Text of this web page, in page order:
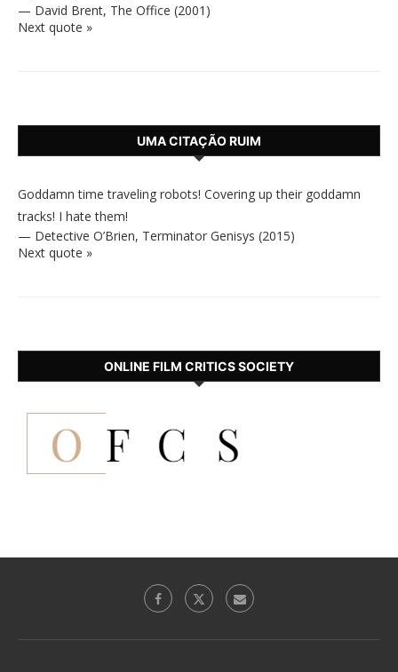
— David Brent, The Office (2001)
Next quote »
UMA CITAÇÃO RUIM
Goddamn time traveling robots! Covering up their goddamn
tracks! I hate them!
— Detective O’Brien, Terminator Genisys (2015)
Next quote »
ONLINE FILM CRITICS SOCIETY